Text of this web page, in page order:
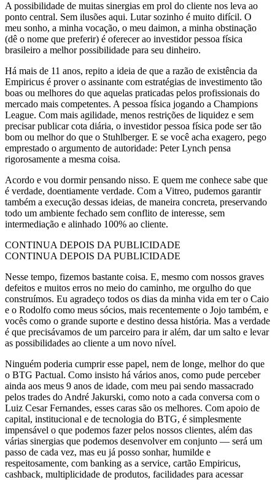
A possibilidade de muitas sinergias em prol do cliente nos leva ao
ponto central. Sem ilusões aqui. Lutar sozinho é muito difícil. O
meu sonho, a minha vocação, o meu daimon, a minha obstinação
(dê o nome que preferir) é oferecer ao investidor pessoa física
brasileiro a melhor possibilidade para seu dinheiro.
Há mais de 11 anos, repito a ideia de que a razão de existência da
Empiricus é prover o assinante com estratégias de investimento tão
boas ou melhores do que aquelas praticadas pelos profissionais do
mercado mais competentes. A pessoa física jogando a Champions
League. Com mais agilidade, menos restrições de liquidez e sem
precisar publicar cota diária, o investidor pessoa física pode ser tão
bom ou melhor do que o Stuhlberger. E se você acha exagero, pego
emprestado o argumento de autoridade: Peter Lynch pensa
rigorosamente a mesma coisa.
Acordo e vou dormir pensando nisso. E quem me conhece sabe que
é verdade, doentiamente verdade. Com a Vitreo, pudemos garantir
também a execução dessas ideias, de maneira concreta, preservando
todo um ambiente fechado sem conflito de interesse, sem
intermediação e alinhado 100% ao cliente.
CONTINUA DEPOIS DA PUBLICIDADE
CONTINUA DEPOIS DA PUBLICIDADE
Nesse tempo, fizemos bastante coisa. E, mesmo com nossos graves
defeitos e muitos erros no meio do caminho, me orgulho do que
construímos. Eu agradeço todos os dias da minha vida em ter o Caio
e o Rodolfo como meus sócios, mais recentemente o Jojo também, e
vocês como o grande suporte e destino dessa história. Mas a verdade
é que precisávamos de um parceiro para ir além, dar um salto e levar
as possibilidades ao cliente a um novo nível.
Ninguém poderia cumprir esse papel, nem de longe, melhor do que
o BTG Pactual. Como insisto há vários anos, como pude perceber
ainda aos meus 9 anos de idade, com meu pai sendo massacrado
pelos trades do André Jakurski, como noto a cada conversa com o
Luiz Cesar Fernandes, esses caras são os melhores. Com apoio de
capital, institucional e de tecnologia do BTG, é simplesmente
impensável o que podemos fazer pelos nossos clientes, além das
várias sinergias que podemos desenvolver em conjunto — será um
passo de cada vez, mas eu já posso sonhar, humilde e
respeitosamente, com banking as a service, cartão Empiricus,
cashback, multiplicidade de produtos, facilidades para acessar